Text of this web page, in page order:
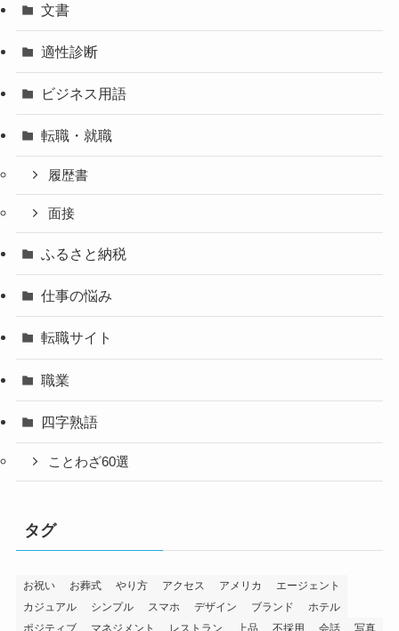
文書
適性診断
ビジネス用語
転職・就職
履歴書
面接
ふるさと納税
仕事の悩み
転職サイト
職業
四字熟語
ことわざ60選
タグ
お祝い お葬式 やり方 アクセス アメリカ
エージェント
カジュアル
シンプル スマホ デザイン ブランド
ホテル
ポジティブ
マネジメント レストラン 上品 不採用 会話 写真